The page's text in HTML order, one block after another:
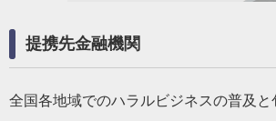
提携先金融機関
全国各地域でのハラルビジネスの普及と